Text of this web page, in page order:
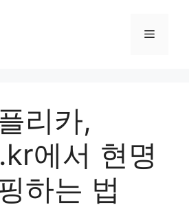
Menu
리카,
에서 현명
하는 법